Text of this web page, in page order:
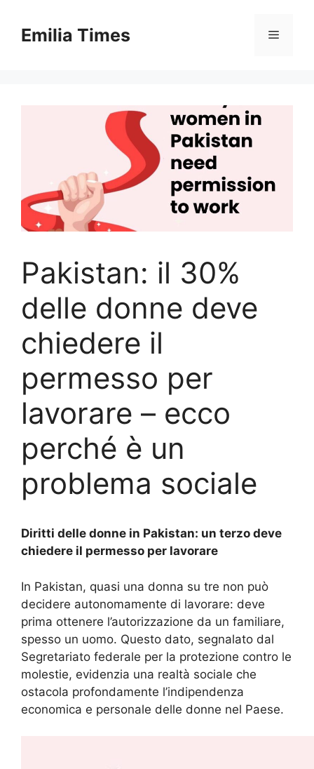
contentEmilia Times Menu
Pakistan: il 30%
delle donne deve
chiedere il
permesso per
lavorare – ecco
perché è un
problema sociale
Diritti delle donne in Pakistan: un terzo deve
chiedere il permesso per lavorare
In Pakistan, quasi una donna su tre non può
decidere autonomamente di lavorare: deve
prima ottenere l’autorizzazione da un familiare,
spesso un uomo. Questo dato, segnalato dal
Segretariato federale per la protezione contro le
molestie, evidenzia una realtà sociale che
ostacola profondamente l’indipendenza
economica e personale delle donne nel Paese.